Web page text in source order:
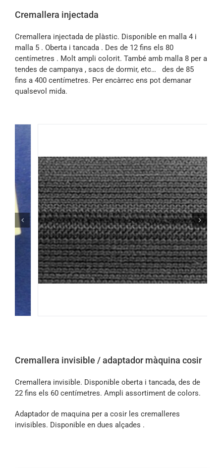
Cremallera injectada
Cremallera injectada de plàstic. Disponible en malla 4 i
malla 5 . Oberta i tancada . Des de 12 fins els 80
centímetres . Molt ampli colorit. També amb malla 8 per a
tendes de campanya , sacs de dormir, etc… des de 85
fins a 400 centímetres. Per encàrrec ens pot demanar
qualsevol mida.
Cremallera invisible / adaptador màquina cosir
Cremallera invisible. Disponible oberta i tancada, des de
22 fins els 60 centímetres. Ampli assortiment de colors.
Adaptador de maquina per a cosir les cremalleres
invisibles. Disponible en dues alçades .